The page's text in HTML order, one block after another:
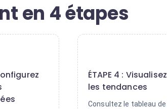
en 4 étapes
ÉTAPE 4 : Visualisez
les tendances
Consultez le tableau de